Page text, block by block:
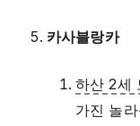
카사블랑카
하산 2세
가진 놀